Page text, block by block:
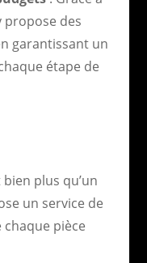
propose des
garantissant un
étape de
plus qu’un
un service de
pièce